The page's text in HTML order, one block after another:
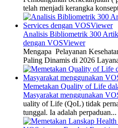
telah menjadi kerangka
Analisis Bibliometrik 300
dengan VOSViewer
Mengapa Pelayanan
Paling Dinamis di 2026
Memetakan Quality of Life
Masyarakat menggunakan
uality of Life (QoL) tidak
tunggal. Ia adalah perpaduan...